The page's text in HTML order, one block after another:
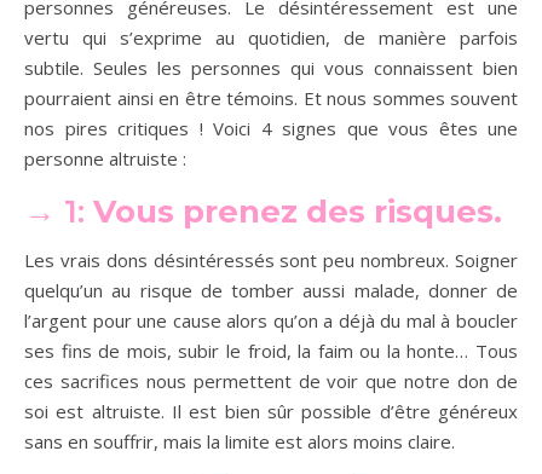
personnes généreuses. Le désintéressement est une
vertu qui s’exprime au quotidien, de manière parfois
subtile. Seules les personnes qui vous connaissent bien
pourraient ainsi en être témoins. Et nous sommes souvent
nos pires critiques ! Voici 4 signes que vous êtes une
personne altruiste :
→ 1: Vous prenez des risques.
Les vrais dons désintéressés sont peu nombreux. Soigner
quelqu’un au risque de tomber aussi malade, donner de
l’argent pour une cause alors qu’on a déjà du mal à boucler
ses fins de mois, subir le froid, la faim ou la honte… Tous
ces sacrifices nous permettent de voir que notre don de
soi est altruiste. Il est bien sûr possible d’être généreux
sans en souffrir, mais la limite est alors moins claire.